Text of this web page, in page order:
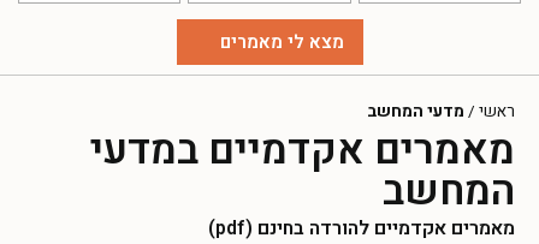
ראשי / מדעי המחשב
מאמרים אקדמיים במדעי
המחשב
מאמרים אקדמיים להורדה בחינם (pdf)